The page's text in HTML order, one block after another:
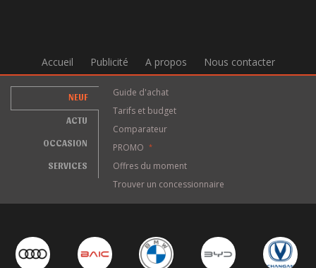
Accueil Publicité A propos Nous contacter
NEUF
ACTU
OCCASION
SERVICES
Guide d'achat
Tarifs et budget
Comparateur
PROMO
*
Offres du moment
Trouver un concessionnaire